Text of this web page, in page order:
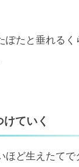
ぽたと垂れるく
ていく
ほど生えたてで